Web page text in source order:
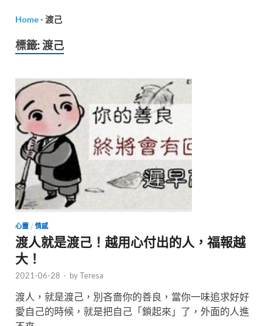
Home-渡己
標籤:渡己
心靈 / 情感
渡人就是渡己！越用心付出的人，福報越
大！
2021-06-28 - byTeresa
渡人，就是渡己，別吝嗇你的善良，當你一味追求好好
愛自己的時候，就是把自己「鎖起來」了，外面的人進